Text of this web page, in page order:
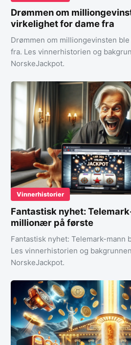
Drømmen om
virkelighet for dame fra
Drømmen om milliongevinsten
fra. Les vinnerhistorien og
NorskeJackpot.
Vinnerhistorier
Fantastisk nyhet:
millionær på første
Fantastisk nyhet: Telemark-
Les vinnerhistorien og
NorskeJackpot.